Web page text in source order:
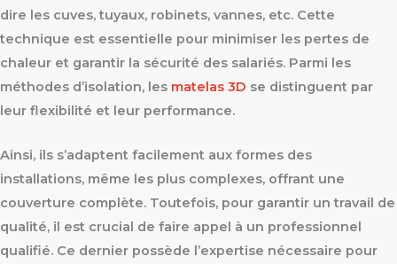
dire les cuves, tuyaux, robinets, vannes, etc. Cette
technique est essentielle pour minimiser les pertes de
chaleur et garantir la sécurité des salariés. Parmi les
méthodes d’isolation, les matelas 3D se distinguent par
leur flexibilité et leur performance.
Ainsi, ils s’adaptent facilement aux formes des
installations, même les plus complexes, offrant une
couverture complète. Toutefois, pour garantir un travail de
qualité, il est crucial de faire appel à un professionnel
qualifié. Ce dernier possède l’expertise nécessaire pour